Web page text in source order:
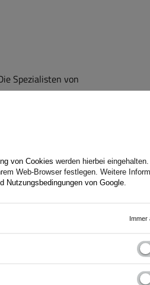
Spezialisten von
von Cookies werden hierbei
Web-Browser festlegen. Weitere
Nutzungsbedingungen von Google
Immer